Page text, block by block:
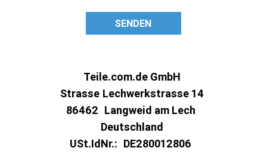
SENDEN
Teile.com.de GmbH
Strasse Lechwerkstrasse 14
86462 Langweid am Lech
Deutschland
USt.IdNr.: DE280012806